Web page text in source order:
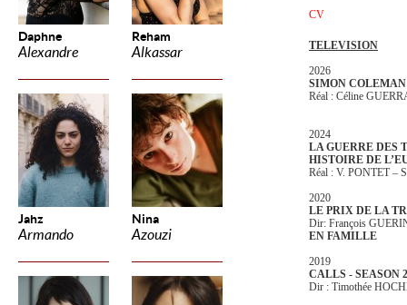
Daphne
Alexandre
Reham
Alkassar
Jahz
Armando
Nina
Azouzi
CV
TELEVISION
2026
SIMON COLEMAN
Réal : Céline
2024
LA GUERRE DES
HISTOIRE DE
Réal : V. PONTET –
2020
LE PRIX DE LA
Dir: François
EN FAMILLE
2019
CALLS - SEASON 2
Dir : Timothée